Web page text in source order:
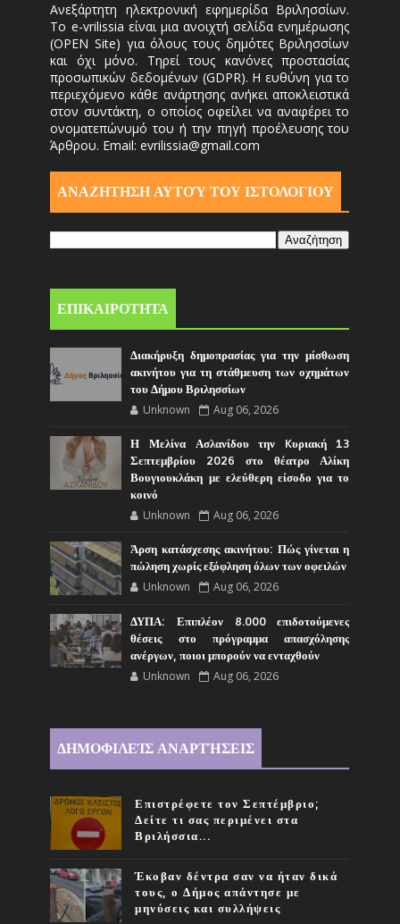
Ανεξάρτητη ηλεκτρονική εφημερίδα Βριλησσίων.
Το e-vrilissia είναι μια ανοιχτή σελίδα ενημέρωσης
(OPEN Site) για όλους τους δημότες Βριλησσίων
και όχι μόνο. Τηρεί τους κανόνες προστασίας
προσωπικών δεδομένων (GDPR). Η ευθύνη για το
περιεχόμενο κάθε ανάρτησης ανήκει αποκλειστικά
στον συντάκτη, ο οποίος οφείλει να αναφέρει το
ονοματεπώνυμό του ή την πηγή προέλευσης του
Άρθρου. Email: evrilissia@gmail.com
ΑΝΑΖΗΤΗΣΗ ΑΥΤΟΎ ΤΟΥ ΙΣΤΟΛΟΓΙΟΥ
ΕΠΙΚΑΙΡΟΤΗΤΑ
Διακήρυξη δημοπρασίας για την μίσθωση
ακινήτου για τη στάθμευση των οχημάτων
του Δήμου Βριλησσίων
Unknown Aug 06, 2026
Η Μελίνα Ασλανίδου την Kυριακή 13
Σεπτεμβρίου 2026 στο θέατρο Αλίκη
Βουγιουκλάκη με ελεύθερη είσοδο για το
κοινό
Unknown Aug 06, 2026
Άρση κατάσχεσης ακινήτου: Πώς γίνεται η
πώληση χωρίς εξόφληση όλων των οφειλών
Unknown Aug 06, 2026
ΔΥΠΑ: Επιπλέον 8.000 επιδοτούμενες
θέσεις στο πρόγραμμα απασχόλησης
ανέργων, ποιοι μπορούν να ενταχθούν
Unknown Aug 06, 2026
ΔΗΜΟΦΙΛΕΊΣ ΑΝΑΡΤΉΣΕΙΣ
Επιστρέφετε τον Σεπτέμβριο;
Δείτε τι σας περιμένει στα
Βριλήσσια...
Έκοβαν δέντρα σαν να ήταν δικά
τους, ο Δήμος απάντησε με
μηνύσεις και συλλήψεις